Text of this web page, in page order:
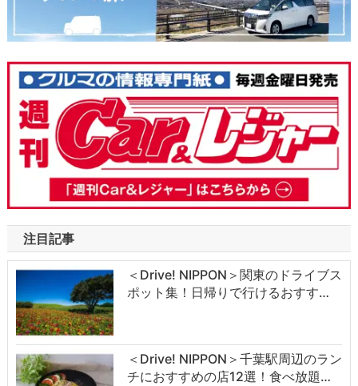
注目記事
＜Drive! NIPPON＞関東のドライブス
ポット集！日帰りで行けるおすす…
＜Drive! NIPPON＞千葉駅周辺のラン
チにおすすめの店12選！食べ放題…